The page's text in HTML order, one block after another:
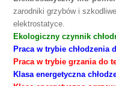
zarodniki grzybów i
elektrostatyce.
Ekologiczny czynnik
Praca w trybie chłodzenia
Praca w trybie grzania do
Klasa energetyczna